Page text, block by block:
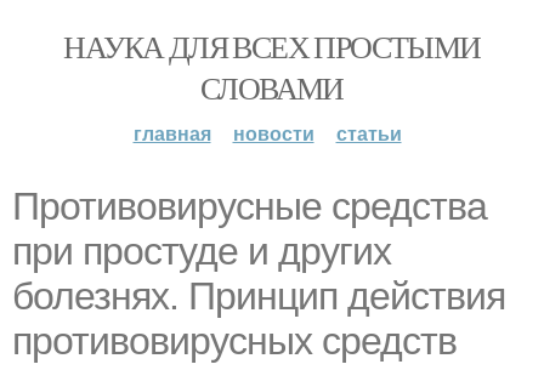
НАУКА ДЛЯ ВСЕХ ПРОСТЫМИ
СЛОВАМИ
главная новости статьи
Противовирусные средства
при простуде и других
болезнях. Принцип действия
противовирусных средств